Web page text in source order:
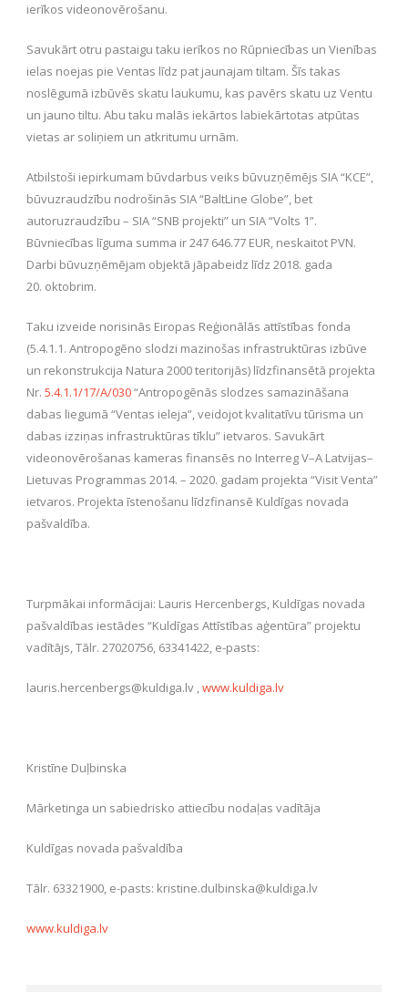
ierīkos videonovērošanu.
Savukārt otru pastaigu taku ierīkos no Rūpniecības un Vienības
ielas noejas pie Ventas līdz pat jaunajam tiltam. Šīs takas
noslēgumā izbūvēs skatu laukumu, kas pavērs skatu uz Ventu
un jauno tiltu. Abu taku malās iekārtos labiekārtotas atpūtas
vietas ar soliņiem un atkritumu urnām.
Atbilstoši iepirkumam būvdarbus veiks būvuzņēmējs SIA “KCE”,
būvuzraudzību nodrošinās SIA “BaltLine Globe”, bet
autoruzraudzību – SIA “SNB projekti” un SIA “Volts 1”.
Būvniecības līguma summa ir 247 646.77 EUR, neskaitot PVN.
Darbi būvuzņēmējam objektā jāpabeidz līdz 2018. gada
20. oktobrim.
Taku izveide norisinās Eiropas Reģionālās attīstības fonda
(5.4.1.1. Antropogēno slodzi mazinošas infrastruktūras izbūve
un rekonstrukcija Natura 2000 teritorijās) līdzfinansētā projekta
Nr. 5.4.1.1/17/A/030“Antropogēnās slodzes samazināšana
dabas liegumā “Ventas ieleja”, veidojot kvalitatīvu tūrisma un
dabas izziņas infrastruktūras tīklu” ietvaros. Savukārt
videonovērošanas kameras finansēs no Interreg V–A Latvijas–
Lietuvas Programmas 2014. – 2020. gadam projekta “Visit Venta”
ietvaros. Projekta īstenošanu līdzfinansē Kuldīgas novada
pašvaldība.
Turpmākai informācijai: Lauris Hercenbergs, Kuldīgas novada
pašvaldības iestādes “Kuldīgas Attīstības aģentūra” projektu
vadītājs, Tālr. 27020756, 63341422, e-pasts:
lauris.hercenbergs@kuldiga.lv ,www.kuldiga.lv
Kristīne Duļbinska
Mārketinga un sabiedrisko attiecību nodaļas vadītāja
Kuldīgas novada pašvaldība
Tālr. 63321900, e-pasts: kristine.dulbinska@kuldiga.lv
www.kuldiga.lv